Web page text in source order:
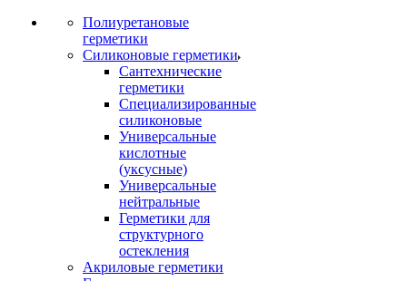
Полиуретановые
герметики
Силиконовые герметики
Сантехнические
герметики
Специализированные
силиконовые
Универсальные
кислотные
(уксусные)
Универсальные
нейтральные
Герметики для
структурного
остекления
Акриловые герметики